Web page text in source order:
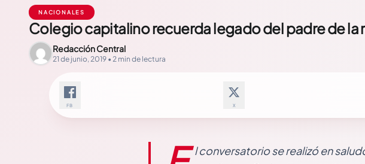
NACIONALES
Colegio capitalino recuerda legado del padre de la
Redacción Central
21 de junio, 2019 • 2 min de lectura
FB X
l conversatorio se realizó en